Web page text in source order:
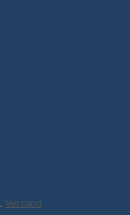
Versand